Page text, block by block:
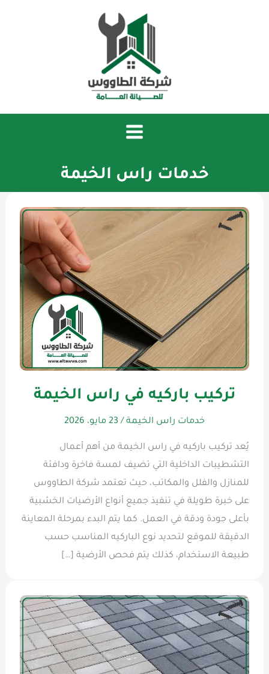
خدمات راس الخيمة
تركيب باركيه في راس الخيمة
خدمات راس الخيمة / 23 مايو، 2026
يُعد تركيب باركيه في راس الخيمة من أهم أعمال
التشطيبات الداخلية التي تضيف لمسة فاخرة ودافئة
للمنازل والفلل والمكاتب، حيث تعتمد شركة الطاووس
على خبرة طويلة في تنفيذ جميع أنواع الأرضيات الخشبية
بأعلى جودة ودقة في العمل. كما يتم البدء بمرحلة المعاينة
الدقيقة للموقع لتحديد نوع الباركيه المناسب حسب
طبيعة الاستخدام، كذلك يتم فحص الأرضية […]